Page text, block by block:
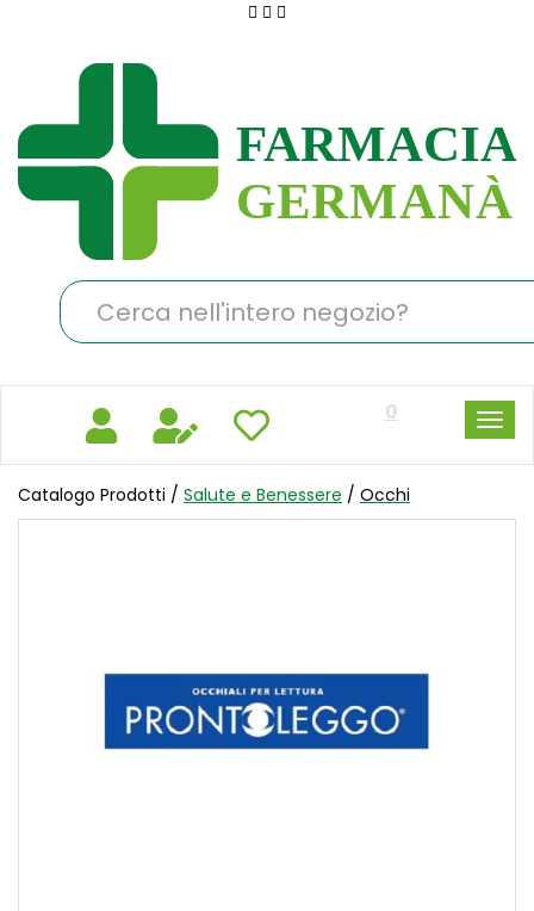
principale
Germanà
Cerca
Prodotto
0
Catalogo Prodotti / Salute e Benessere / Occhi